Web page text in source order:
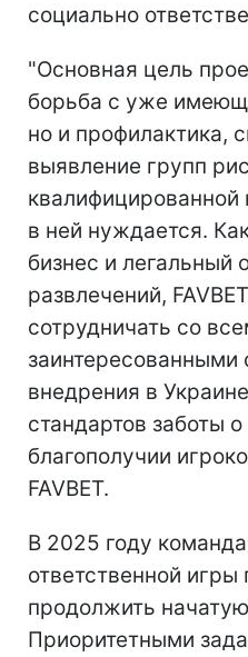
социально
"Основная цель
борьба с уже
но и профилактика,
выявление групп
в ней нуждается.
бизнес и легальный
развлечений,
сотрудничать со
заинтересованными
внедрения в
стандартов заботы
благополучии
FAVBET.
В 2025 году
ответственной игры
продолжить
Приоритетными